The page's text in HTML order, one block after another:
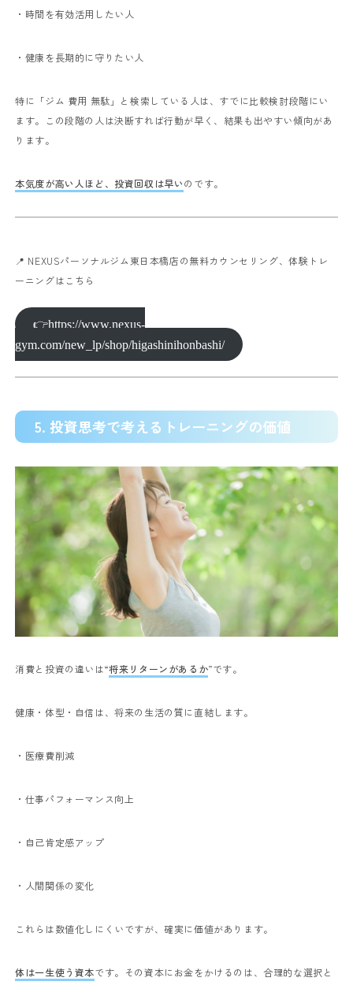
・時間を有効活用したい人
・健康を長期的に守りたい人
特に「ジム 費用 無駄」と検索している人は、すでに比較検討段階にい
ます。この段階の人は決断すれば行動が早く、結果も出やすい傾向があ
ります。
本気度が高い人ほど、投資回収は早いのです。
📍 NEXUSパーソナルジム東日本橋店の無料カウンセリング、体験トレ
ーニングはこちら
👉https://www.nexus-
gym.com/new_lp/shop/higashinihonbashi/
5. 投資思考で考えるトレーニングの価値
消費と投資の違いは“将来リターンがあるか”です。
健康・体型・自信は、将来の生活の質に直結します。
・医療費削減
・仕事パフォーマンス向上
・自己肯定感アップ
・人間関係の変化
これらは数値化しにくいですが、確実に価値があります。
体は一生使う資本です。 その資本にお金をかけるのは、合理的な選択と